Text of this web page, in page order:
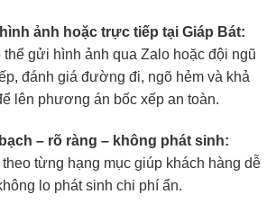
ảnh hoặc trực tiếp tại Giáp Bát:
thể gửi hình ảnh qua Zalo hoặc đội ngũ
đánh giá đường đi, ngõ hẻm và khả
lên phương án bốc xếp an toàn.
– rõ ràng – không phát sinh:
từng hạng mục giúp khách hàng dễ
lo phát sinh chi phí ẩn.